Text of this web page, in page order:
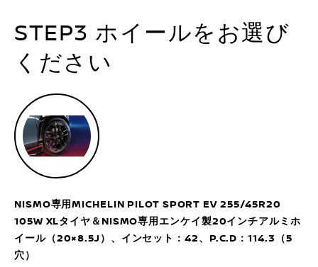
STEP3 ホイールをお選び
ください
NISMO専用MICHELIN PILOT SPORT EV 255/45R20
105W XLタイヤ＆NISMO専用エンケイ製20インチアルミホ
イール（20×8.5J）、インセット：42、P.C.D：114.3（5
穴）